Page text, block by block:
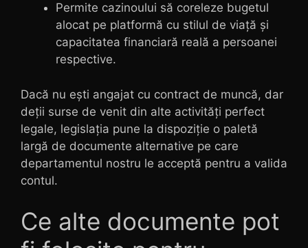
Permite cazinoului să coreleze bugetul
alocat pe platformă cu stilul de viață și
capacitatea financiară reală a persoanei
respective.
Dacă nu ești angajat cu contract de muncă, dar
deții surse de venit din alte activități perfect
legale, legislația pune la dispoziție o paletă
largă de documente alternative pe care
departamentul nostru le acceptă pentru a valida
contul.
Ce alte documente pot